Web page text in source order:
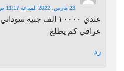
23 مارس، 2022 الساعة 11:17 ص
عندي ١٠٠٠٠ الف جنيه
عراقي كم يطلع
رد